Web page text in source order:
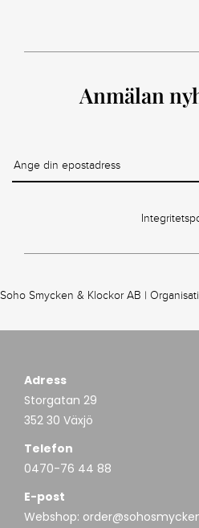
Anmälan
Soho Smycken & Klockor AB |
Adress
Storgatan 29
352 30 Växjö
Telefon
0470-76 44 88
E-post
Webshop: